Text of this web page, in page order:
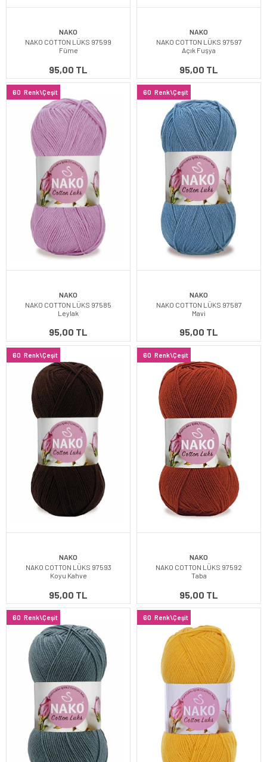
NAKO
NAKO COTTON LÜKS 97599
Füme
95,00 TL
NAKO
NAKO COTTON LÜKS 97597
Açık Fuşya
95,00 TL
60 Renk\Çeşit
NAKO
NAKO COTTON LÜKS 97585
Leylak
95,00 TL
60 Renk\Çeşit
NAKO
NAKO COTTON LÜKS 97587
Mavi
95,00 TL
60 Renk\Çeşit
NAKO
NAKO COTTON LÜKS 97593
Koyu Kahve
95,00 TL
60 Renk\Çeşit
NAKO
NAKO COTTON LÜKS 97592
Taba
95,00 TL
60 Renk\Çeşit 60 Renk\Çeşit